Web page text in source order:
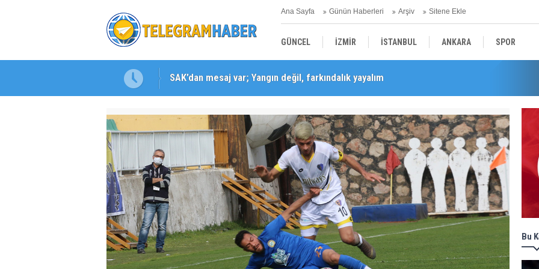
Ana Sayfa Günün Haberleri Arşiv Sitene Ekle
GÜNCEL İZMİR İSTANBUL ANKARA SPOR
YEREL SAĞLIK
SAK’dan mesaj var; Yangın değil, farkındalık yayalım
Karabağlar ‘da Gazeteci Barış Selçuk saygıyla anıldı
Bu